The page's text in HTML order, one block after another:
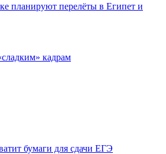
планируют перелёты в Египет и
кадрам
бумаги для сдачи ЕГЭ